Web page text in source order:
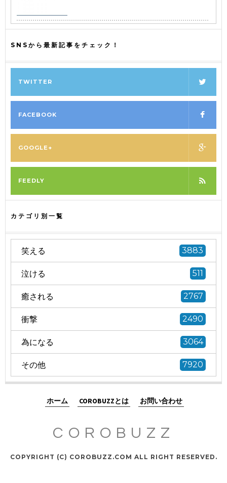
SNSから最新記事をチェック！
TWITTER
FACEBOOK
GOOGLE+
FEEDLY
カテゴリ別一覧
笑える 3883
泣ける 511
癒される 2767
衝撃 2490
為になる 3064
その他 7920
ホーム COROBUZZとは お問い合わせ
COROBUZZ
COPYRIGHT (C) COROBUZZ.COM ALL RIGHT RESERVED.